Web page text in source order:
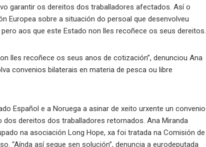
garantir os dereitos dos traballadores afectados. Así o
Europea sobre a situación do persoal que desenvolveu
aos que este Estado non lles recoñece os seus dereitos.
lles recoñece os seus anos de cotización”, denunciou Ana
convenios bilaterais en materia de pesca ou libre
Español e a Noruega a asinar de xeito urxente un convenio
dereitos dos traballadores retornados. Ana Miranda
na asociación Long Hope, xa foi tratada na Comisión de
“Aínda así segue sen solución”, denuncia a eurodeputada